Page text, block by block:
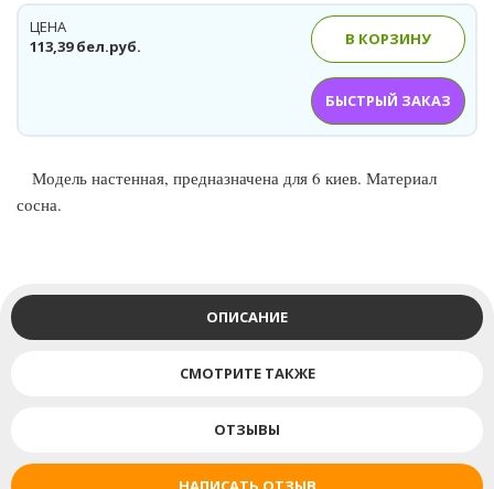
113,39 бел.руб.
ЦЕНА
В КОРЗИНУ
БЫСТРЫЙ ЗАКАЗ
Модель настенная, предназначена для 6 киев. Материал
сосна.
ОПИСАНИЕ
СМОТРИТЕ ТАКЖЕ
ОТЗЫВЫ